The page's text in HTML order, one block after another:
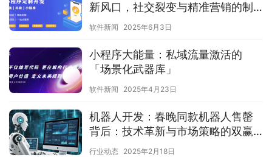
新风口，社交裂变与精准营销的制
胜之道
软件新闻 2025年6月3日
小程序大能量：私域流量激活的
「场景化武器库」
软件新闻 2025年4月23日
机器人开发：春晚同款机器人售罄
背后：技术革新与市场策略的双赢
解析
行业动态 2025年2月18日